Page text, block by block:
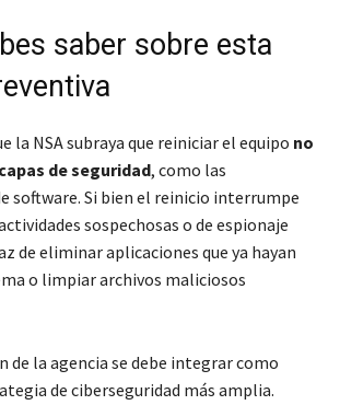
saber sobre esta
la NSA subraya que reiniciar el equipo no
de seguridad, como las
software. Si bien el reinicio interrumpe
sospechosas o de espionaje
de eliminar aplicaciones que ya hayan
o limpiar archivos maliciosos
de la agencia se debe integrar como
de ciberseguridad más amplia.